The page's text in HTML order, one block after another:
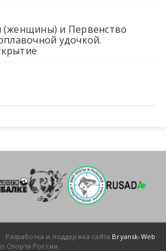
(женщины) и Первенство
удочкой.
Разработка и поддержка сайта Bryansk-Web
Спорта России.